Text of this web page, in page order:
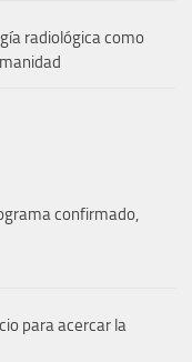
radiológica como
confirmado,
para acercar la